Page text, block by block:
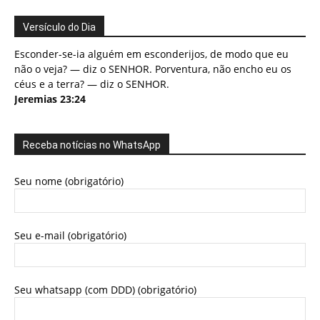
Versículo do Dia
Esconder-se-ia alguém em esconderijos, de modo que eu
não o veja? — diz o SENHOR. Porventura, não encho eu os
céus e a terra? — diz o SENHOR.
Jeremias 23:24
Receba notícias no WhatsApp
Seu nome (obrigatório)
Seu e-mail (obrigatório)
Seu whatsapp (com DDD) (obrigatório)